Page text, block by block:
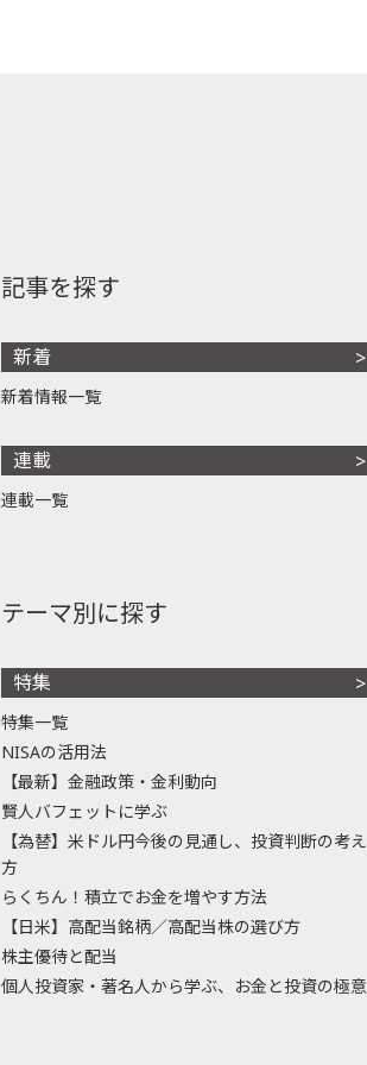
記事を探す
新着
新着情報一覧
連載
連載一覧
テーマ別に探す
特集
特集一覧
NISAの活用法
【最新】金融政策・金利動向
賢人バフェットに学ぶ
【為替】米ドル円今後の見通し、投資判断の考え
方
らくちん！積立でお金を増やす方法
【日米】高配当銘柄／高配当株の選び方
株主優待と配当
個人投資家・著名人から学ぶ、お金と投資の極意